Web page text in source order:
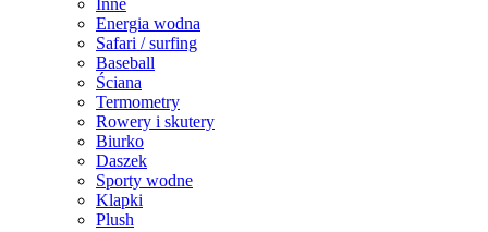
Energia wodna
Safari / surfing
Baseball
Ściana
Termometry
Rowery i skutery
Biurko
Daszek
Sporty wodne
Klapki
Plush